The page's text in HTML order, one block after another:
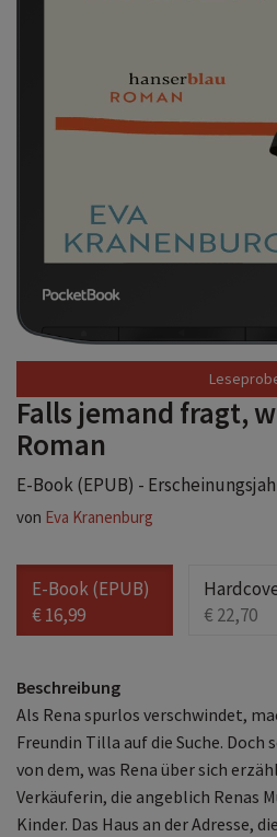
Falls jemand fragt,
Roman
E-Book (EPUB) -
von Eva Kranenburg
E-Book (EPUB)
€ 16,99
€ 22,70
Beschreibung
Als Rena spurlos verschwindet,
Freundin Tilla auf die Suche.
von dem, was Rena über sich
Verkäuferin, die angeblich Renas
Kinder. Das Haus an der Adresse,